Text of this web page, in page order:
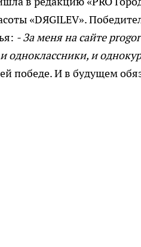
«DЯGILEV».
- За меня на сайте
одноклассники, и
победе. И в будущем